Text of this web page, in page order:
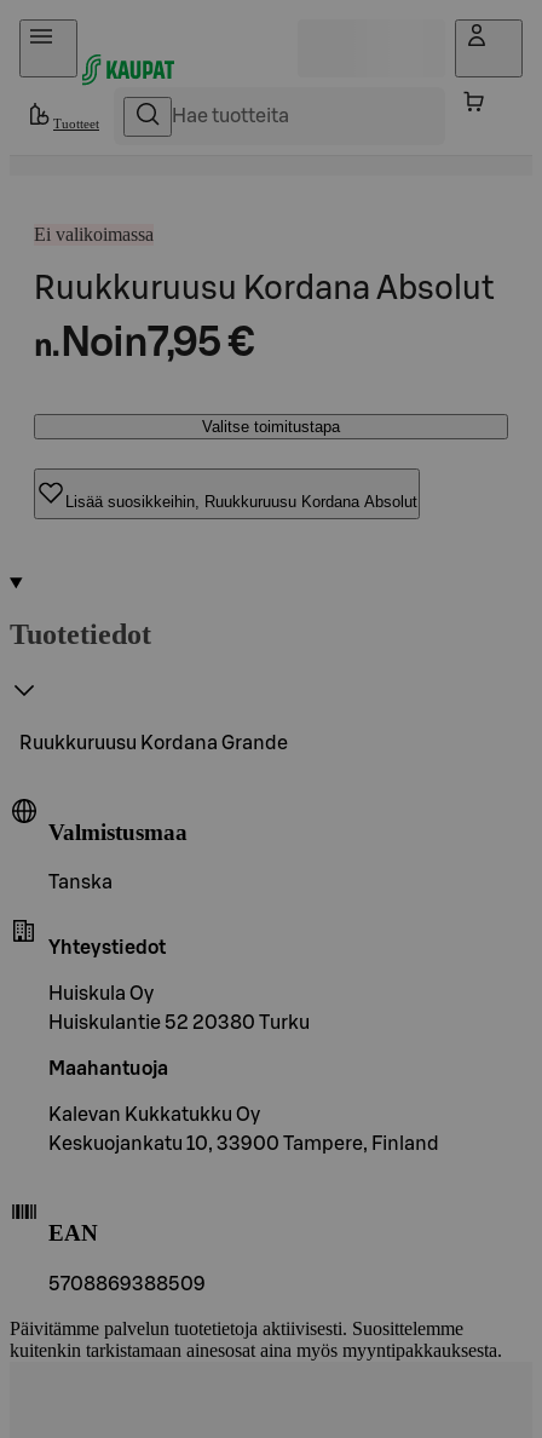
Hyppää sisältöön
Tuotteet
Ei valikoimassa
Ruukkuruusu Kordana Absolut
n. Noin7,95 €
Valitse toimitustapa
Lisää suosikkeihin, Ruukkuruusu Kordana Absolut
Tuotetiedot
Ruukkuruusu Kordana Grande
Valmistusmaa
Tanska
Yhteystiedot
Huiskula Oy
Huiskulantie 52 20380 Turku
Maahantuoja
Kalevan Kukkatukku Oy
Keskuojankatu 10, 33900 Tampere, Finland
EAN
5708869388509
Päivitämme palvelun tuotetietoja aktiivisesti. Suosittelemme
kuitenkin tarkistamaan ainesosat aina myös myyntipakkauksesta.